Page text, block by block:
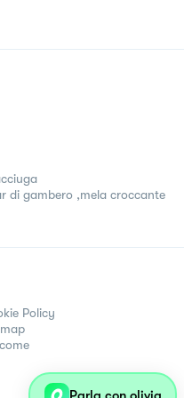
di gambero ,mela croccante
Policy